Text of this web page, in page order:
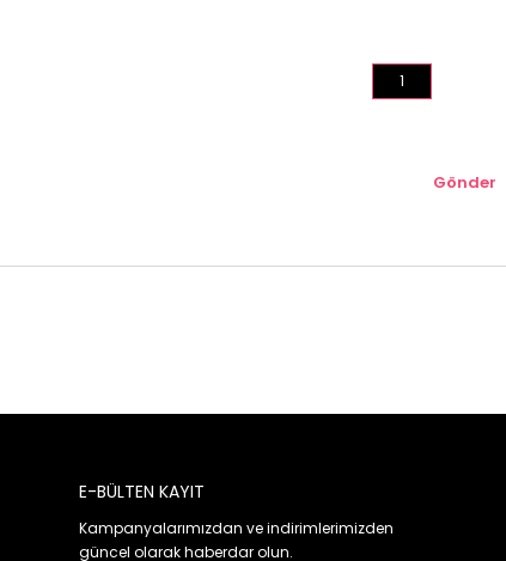
1
Gönder
E-BÜLTEN KAYIT
Kampanyalarımızdan ve indirimlerimizden
güncel olarak haberdar olun.